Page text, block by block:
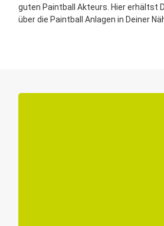
guten Paintball Akteurs. Hier erhältst
über die Paintball Anlagen in Deiner